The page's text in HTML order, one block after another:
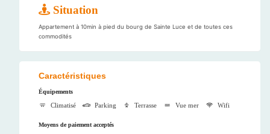
Situation
Appartement à 10min à pied du bourg de Sainte Luce et de toutes ces
commodités
Caractéristiques
Équipements
Climatisé Parking Terrasse Vue mer Wifi
Moyens de paiement acceptés